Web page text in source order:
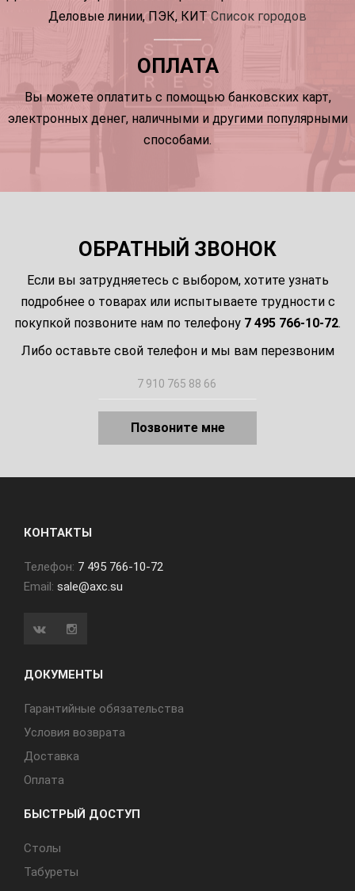
Деловые линии, ПЭК, КИТ Список городов
ОПЛАТА
Вы можете оплатить с помощью банковских карт,
электронных денег, наличными и другими популярными
способами.
ОБРАТНЫЙ ЗВОНОК
Если вы затрудняетесь с выбором, хотите узнать
подробнее о товарах или испытываете трудности с
покупкой позвоните нам по телефону 7 495 766-10-72.
Либо оставьте свой телефон и мы вам перезвоним
Позвоните мне
КОНТАКТЫ
Телефон: 7 495 766-10-72
Email: sale@axc.su
ДОКУМЕНТЫ
Гарантийные обязательства
Условия возврата
Доставка
Оплата
БЫСТРЫЙ ДОСТУП
Cтолы
Табуреты